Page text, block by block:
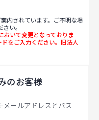
内されています。ご不明な場
い。
いて変更となっておりま
をご入力ください。旧法人
のお客様
メールアドレスとパス